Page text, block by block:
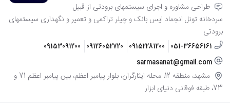
طراحی مشاوره و اجرای سیستمهای برودتی از قبیل
سردخانه تونل انجماد ایس بانک و چیلر تراکمی و تعمیر و نگهداری سیستمهای
برودتی
051-36656161
09152281200
09126052720
09153091200
sarmasanat@gmail.com
مشهد، منطقه 12، محله ایثارگران، بلوار پیامبر اعظم، بین پیامبر اعظم 71 و
73، طبقه فوقانی دنیای ابزار